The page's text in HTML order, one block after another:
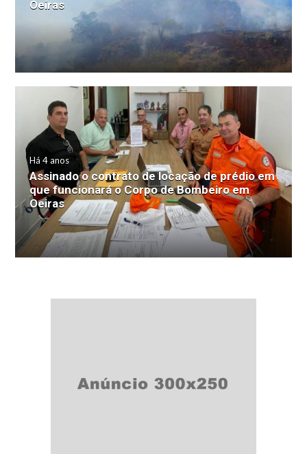
Oeiras
Há 4 anos
Assinado o contrato de locação de prédio em
que funcionará o Corpo de Bombeiro em
Oeiras